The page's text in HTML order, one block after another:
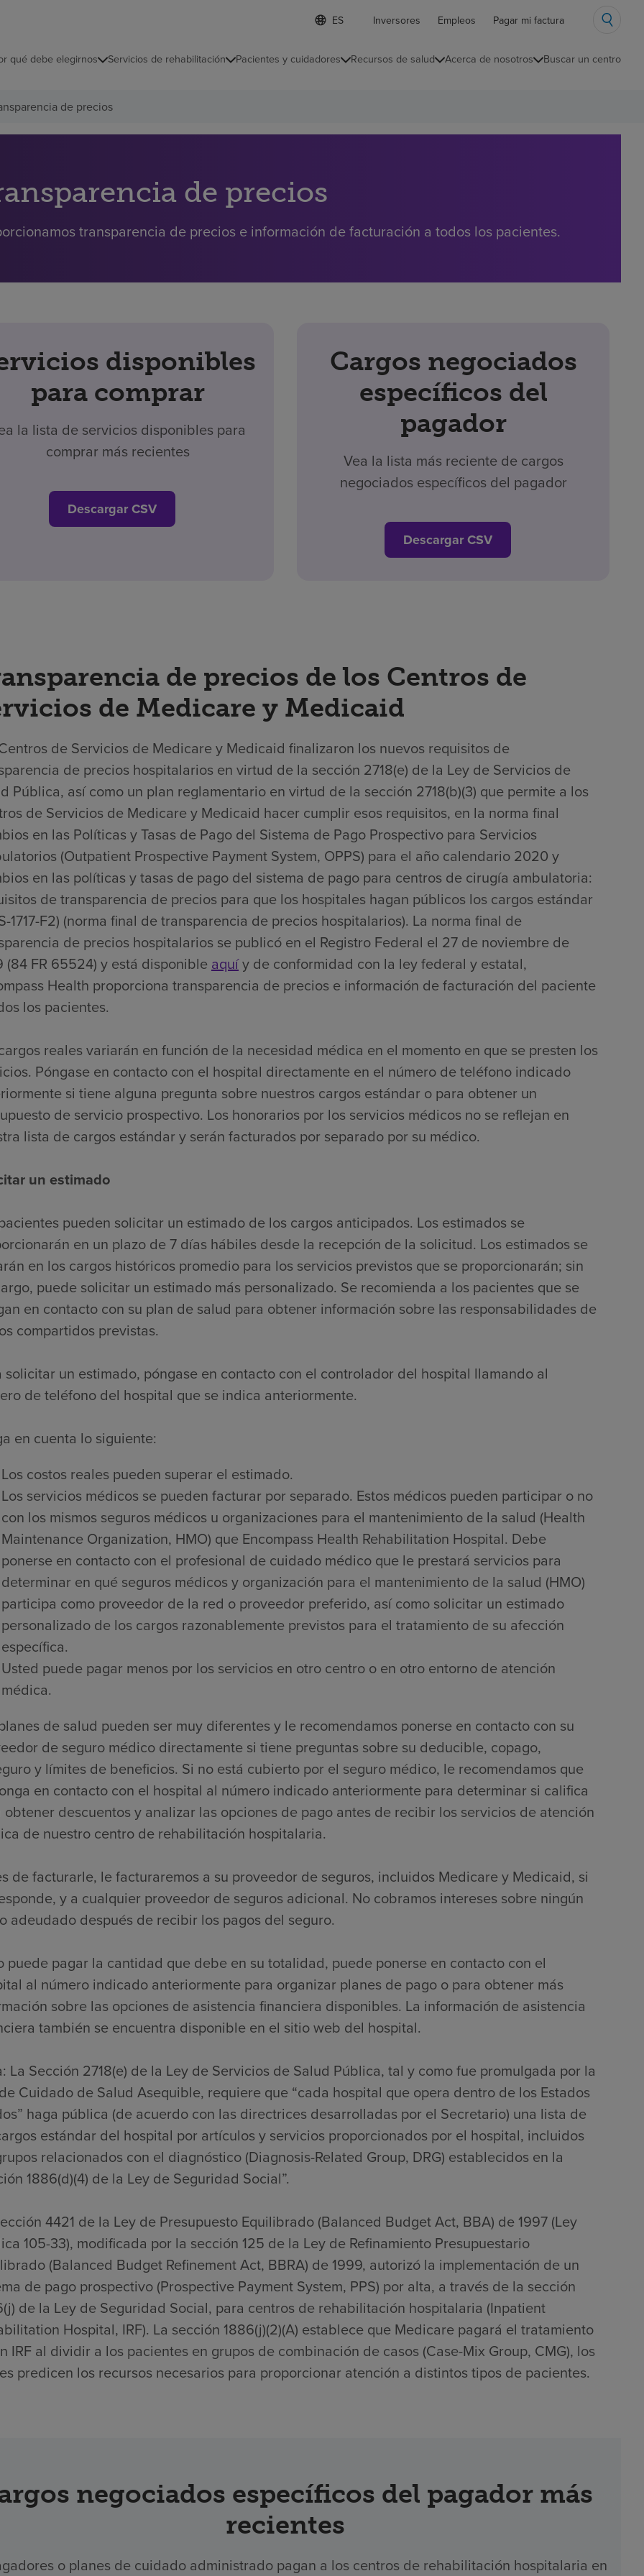
Lista
de
contraída
d
o
m
e
o
n
d
Inversores Empleos Pagar mi factura
qué debe elegirnos Servicios de rehabilitación Pacientes y cuidadores Recursos de salud Acerca de nosotros Buscar un centro
de precios
de precios
transparencia de precios e información de facturación a todos los pacientes.
disponibles
para comprar
la lista de servicios disponibles para
comprar más recientes
Descargar CSV
Cargos negociados
específicos del
pagador
Vea la lista más reciente de cargos
negociados específicos del pagador
Descargar CSV
de precios de los Centros de
de Medicare y Medicaid
de Servicios de Medicare y Medicaid finalizaron los nuevos requisitos de
de precios hospitalarios en virtud de la sección 2718(e) de la Ley de Servicios de
Pública, así como un plan reglamentario en virtud de la sección 2718(b)(3) que permite a los
de Servicios de Medicare y Medicaid hacer cumplir esos requisitos, en la norma final
en las Políticas y Tasas de Pago del Sistema de Pago Prospectivo para Servicios
(Outpatient Prospective Payment System, OPPS) para el año calendario 2020 y
en las políticas y tasas de pago del sistema de pago para centros de cirugía ambulatoria:
de transparencia de precios para que los hospitales hagan públicos los cargos estándar
1717-F2) (norma final de transparencia de precios hospitalarios). La norma final de
de precios hospitalarios se publicó en el Registro Federal el 27 de noviembre de
(84 FR 65524) y está disponible aquíy de conformidad con la ley federal y estatal,
Health proporciona transparencia de precios e información de facturación del paciente
los pacientes.
reales variarán en función de la necesidad médica en el momento en que se presten los
Póngase en contacto con el hospital directamente en el número de teléfono indicado
si tiene alguna pregunta sobre nuestros cargos estándar o para obtener un
de servicio prospectivo. Los honorarios por los servicios médicos no se reflejan en
lista de cargos estándar y serán facturados por separado por su médico.
un estimado
pueden solicitar un estimado de los cargos anticipados. Los estimados se
en un plazo de 7 días hábiles desde la recepción de la solicitud. Los estimados se
en los cargos históricos promedio para los servicios previstos que se proporcionarán; sin
puede solicitar un estimado más personalizado. Se recomienda a los pacientes que se
en contacto con su plan de salud para obtener información sobre las responsabilidades de
compartidos previstas.
solicitar un estimado, póngase en contacto con el controlador del hospital llamando al
de teléfono del hospital que se indica anteriormente.
en cuenta lo siguiente:
Los costos reales pueden superar el estimado.
Los servicios médicos se pueden facturar por separado. Estos médicos pueden participar o no
con los mismos seguros médicos u organizaciones para el mantenimiento de la salud (Health
Maintenance Organization, HMO) que Encompass Health Rehabilitation Hospital. Debe
ponerse en contacto con el profesional de cuidado médico que le prestará servicios para
determinar en qué seguros médicos y organización para el mantenimiento de la salud (HMO)
participa como proveedor de la red o proveedor preferido, así como solicitar un estimado
personalizado de los cargos razonablemente previstos para el tratamiento de su afección
específica.
Usted puede pagar menos por los servicios en otro centro o en otro entorno de atención
médica.
de salud pueden ser muy diferentes y le recomendamos ponerse en contacto con su
de seguro médico directamente si tiene preguntas sobre su deducible, copago,
y límites de beneficios. Si no está cubierto por el seguro médico, le recomendamos que
en contacto con el hospital al número indicado anteriormente para determinar si califica
obtener descuentos y analizar las opciones de pago antes de recibir los servicios de atención
de nuestro centro de rehabilitación hospitalaria.
de facturarle, le facturaremos a su proveedor de seguros, incluidos Medicare y Medicaid, si
y a cualquier proveedor de seguros adicional. No cobramos intereses sobre ningún
adeudado después de recibir los pagos del seguro.
puede pagar la cantidad que debe en su totalidad, puede ponerse en contacto con el
al número indicado anteriormente para organizar planes de pago o para obtener más
sobre las opciones de asistencia financiera disponibles. La información de asistencia
también se encuentra disponible en el sitio web del hospital.
La Sección 2718(e) de la Ley de Servicios de Salud Pública, tal y como fue promulgada por la
Cuidado de Salud Asequible, requiere que “cada hospital que opera dentro de los Estados
haga pública (de acuerdo con las directrices desarrolladas por el Secretario) una lista de
estándar del hospital por artículos y servicios proporcionados por el hospital, incluidos
relacionados con el diagnóstico (Diagnosis-Related Group, DRG) establecidos en la
1886(d)(4) de la Ley de Seguridad Social”.
4421 de la Ley de Presupuesto Equilibrado (Balanced Budget Act, BBA) de 1997 (Ley
105-33), modificada por la sección 125 de la Ley de Refinamiento Presupuestario
(Balanced Budget Refinement Act, BBRA) de 1999, autorizó la implementación de un
de pago prospectivo (Prospective Payment System, PPS) por alta, a través de la sección
de la Ley de Seguridad Social, para centros de rehabilitación hospitalaria (Inpatient
Hospital, IRF). La sección 1886(j)(2)(A) establece que Medicare pagará el tratamiento
IRF al dividir a los pacientes en grupos de combinación de casos (Case-Mix Group, CMG), los
predicen los recursos necesarios para proporcionar atención a distintos tipos de pacientes.
negociados específicos del pagador más
recientes
o planes de cuidado administrado pagan a los centros de rehabilitación hospitalaria en